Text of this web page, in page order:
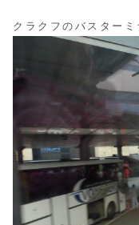
クラクフのバスター